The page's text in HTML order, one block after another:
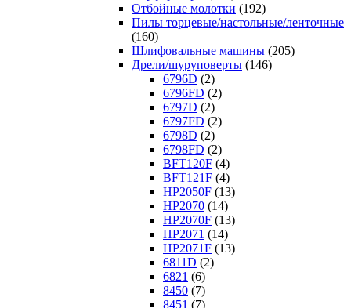
Отбойные молотки (192)
Пилы торцевые/настольные/ленточные
(160)
Шлифовальные машины (205)
Дрели/шуруповерты (146)
6796D (2)
6796FD (2)
6797D (2)
6797FD (2)
6798D (2)
6798FD (2)
BFT120F (4)
BFT121F (4)
HP2050F (13)
HP2070 (14)
HP2070F (13)
HP2071 (14)
HP2071F (13)
6811D (2)
6821 (6)
8450 (7)
8451 (7)